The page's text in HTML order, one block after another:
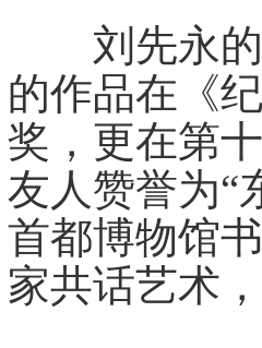
刘先永的
的作品在《
奖，更在第
友人赞誉为“
首都博物馆
家共话艺术